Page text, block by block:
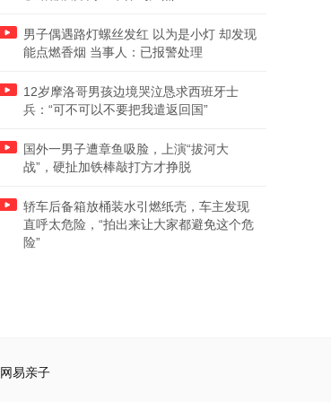
男子偶遇路灯螺丝发红 以为是小灯 却发现
能点燃香烟 当事人：已报警处理
12岁摩洛哥男孩边境哭泣恳求西班牙士
兵：“可不可以不要把我遣返回国”
国外一男子遭章鱼吸脸，上演“拔河大
战”，硬扯加铁棒敲打方才挣脱
轿车后备箱放桶装水引燃纸壳，车主发现
直呼太危险，“拍出来让大家都避免这个危
险”
网易亲子